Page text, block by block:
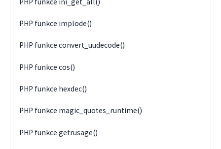
PHP funkce implode()
PHP funkce convert_uudecode()
PHP funkce cos()
PHP funkce hexdec()
PHP funkce magic_quotes_runtime()
PHP funkce getrusage()